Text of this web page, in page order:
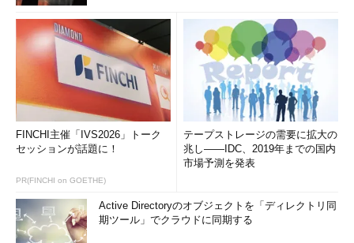
いったことを相手に対して的確に伝えられるプレゼンテーション
能力。たとえ素晴らしい能力を持っていたとしても、それを相手
にきちんと伝えられなければ、転職や独立はなかなかうまくいか
ないものです。
自分の能力が、自分がやりたい仕事に関連する業界・業種など
の世界で、どれだけ評価されるものなのかについて知る能力で
す。端的には、エンプロイアビリティを高めるために参考となる
情報を集める力ということです。
普段から、仮に自分が転職するとしたら、どんな転職先があ
り、どんな条件で雇ってくれそうなのか、あるいは独立してフリ
FINCHI主催「IVS2026」トーク
セッションが話題に！
PR(FINCHI on GOETHE)
テープストレージの需要に拡大の
兆し――IDC、2019年までの国内
市場予測を発表
Active Directoryのオブジェクトを「ディレクトリ同
期ツール」でクラウドに同期する